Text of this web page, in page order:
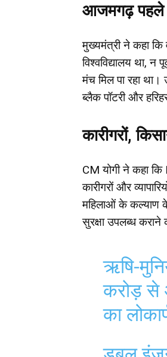
आजमगढ़
मुख्यमंत्री ने कहा
विश्वविद्यालय था,
मंच मिल पा रहा
ब्लैक पॉटरी और
कारीगरों,
CM योगी ने कहा
कारीगरों और
महिलाओं के कल्याण
सुरक्षा उपलब्ध कराने
ऋषि-
करोड़ से
का